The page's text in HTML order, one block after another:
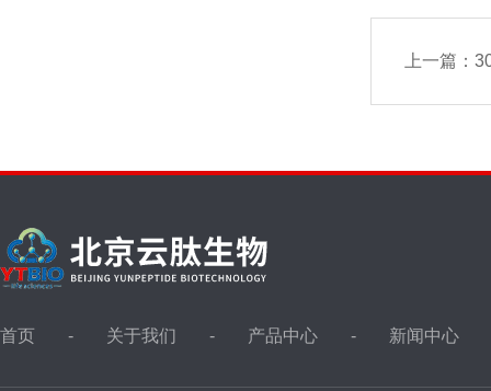
上一篇：
首页 关于我们 产品中心 新闻中心